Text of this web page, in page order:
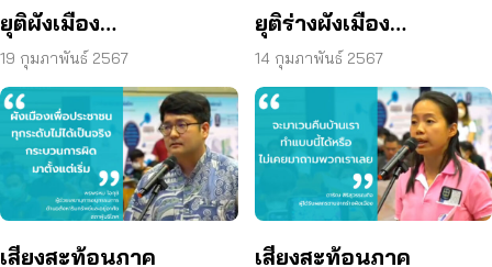
ยุติผังเมือง
กรุงเทพมหานคร (ฉบับ
ปรับปรุงครั้งที่ 4) ทันที
19 กุมภาพันธ์ 2567
ยุติร่างผังเมือง
กรุงเทพมหานคร (ฉบับ
ปรับปรุงครั้งที่ 4)
14 กุมภาพันธ์ 2567
เสียงสะท้อนภาค
เสียงสะท้อนภาค